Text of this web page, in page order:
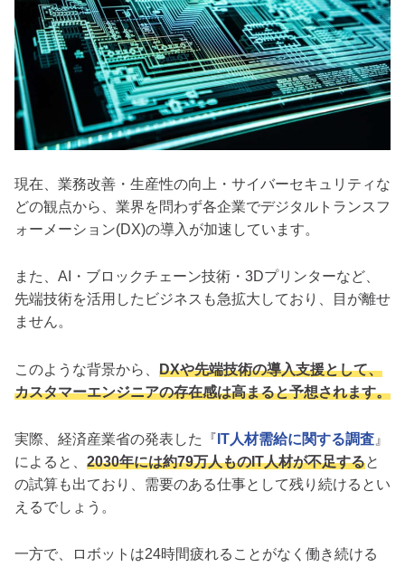
現在、業務改善・生産性の向上・サイバーセキュリティな
どの観点から、業界を問わず各企業でデジタルトランスフ
ォーメーション(DX)の導入が加速しています。
また、AI・ブロックチェーン技術・3Dプリンターなど、
先端技術を活用したビジネスも急拡大しており、目が離せ
ません。
このような背景から、 DXや先端技術の導入支援として、
カスタマーエンジニアの存在感は高まると予想されます。
実際、経済産業省の発表した『 IT人材需給に関する調査 』
によると、 2030年には約79万人ものIT人材が不足すると
の試算も出ており、需要のある仕事として残り続けるとい
えるでしょう。
一方で、ロボットは24時間疲れることがなく働き続ける